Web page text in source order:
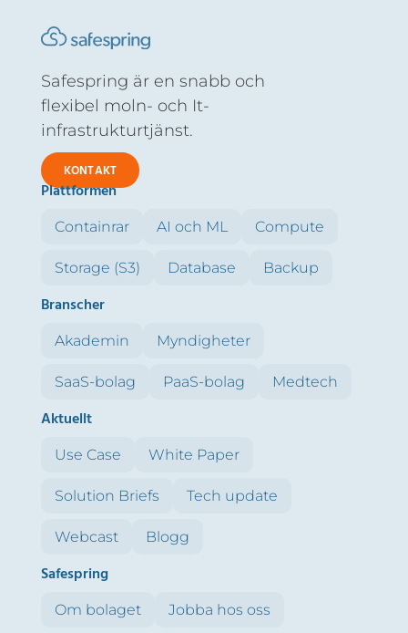
Safespring är en snabb och
flexibel moln- och It-
infrastrukturtjänst.
KONTAKT
Plattformen
Containrar AI och ML Compute
Storage (S3) Database Backup
Branscher
Akademin Myndigheter
SaaS-bolag PaaS-bolag Medtech
Aktuellt
Use Case White Paper
Solution Briefs Tech update
Webcast Blogg
Safespring
Om bolaget Jobba hos oss